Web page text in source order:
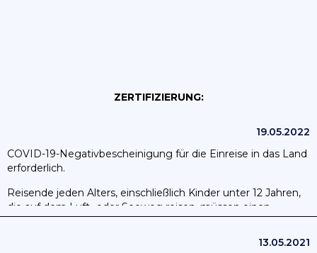
ZERTIFIZIERUNG:
19.05.2022
COVID-19-Negativbescheinigung für die Einreise in das Land
erforderlich.
Reisende jeden Alters, einschließlich Kinder unter 12 Jahren,
die auf dem Luft- oder Seeweg reisen, müssen einen
13.05.2021